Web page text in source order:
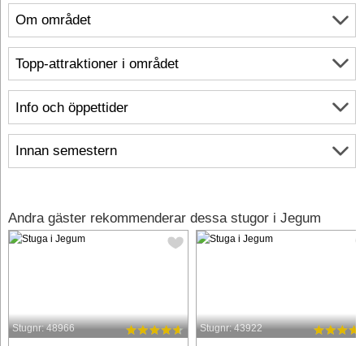
Om området
Info och öppettider
Innan semestern
Topp-attraktioner i området
Andra gäster rekommenderar dessa stugor i Jegum
Stugnr: 48966 Stugnr: 43922